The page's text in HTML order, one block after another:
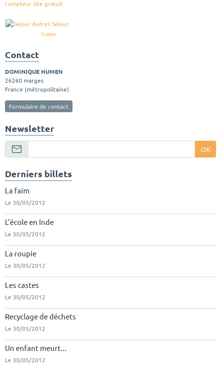
compteur site gratuit
Gralon
Contact
DOMINIQUE HUMEN
26260 marges
France (métropolitaine)
Formulaire de contact
Newsletter
OK
Derniers billets
La faim
Le 30/05/2012
L'école en Inde
Le 30/05/2012
La roupie
Le 30/05/2012
Les castes
Le 30/05/2012
Recyclage de déchets
Le 30/05/2012
Un enfant meurt...
Le 30/05/2012